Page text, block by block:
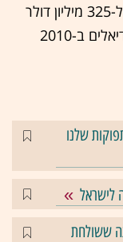
ו-2022 עבור 600 מיליון דולר (בהשוואה ל-325 מיליון דולר
ששילמה רשת ‏‏Univision‏ בהסכם למונדיאלים ב-2010
שלנו
לישראל
ששולחת